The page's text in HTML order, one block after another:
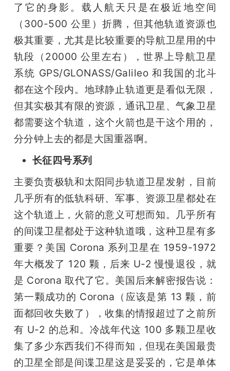
了它的身影。载人航天只是在极近地空间
（300-500 公里）折腾，但其他轨道资源也
极其重要，尤其是比较重要的导航卫星用的中
轨段（20000 公里左右），世界上导航卫星
系统 GPS/GLONASS/Galileo 和我国的北斗
都在这个段内。地球静止轨道更是看似无限，
但其实极其有限的资源，通讯卫星、气象卫星
都需要这个轨道，这个火箭也是干这个用的，
分分钟上去的都是大国重器啊。
长征四号系列
主要负责极轨和太阳同步轨道卫星发射，目前
几乎所有的低轨科研、军事、资源卫星都处在
这个轨道上，火箭的意义可想而知。几乎所有
的间谍卫星都处于这种轨道哦，这种卫星有多
重要？美国 Corona 系列卫星在 1959-1972
年大概发了 120 颗，后来 U-2 慢慢退役，就
是 Corona 取代了它。美国后来解密报告说：
第一颗成功的 Corona（应该是第 13 颗，前
面都回收失败了），收集的情报超过了之前所
有 U-2 的总和。冷战年代这 100 多颗卫星收
集了多少东西我们不得而知，但现在美国最贵
的卫星全部是间谍卫星这是妥妥的，它是单体